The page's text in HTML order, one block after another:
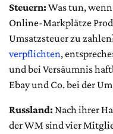
Steuern:Was tun,
Online-Markplätze
Umsatzsteuer zu
verpflichten,
und bei Versäumnis
Ebay und Co. bei der
Russland:Nach ihrer
der WM sind vier